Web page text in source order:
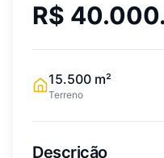
R$
15.500 m²
Terreno
Descrição